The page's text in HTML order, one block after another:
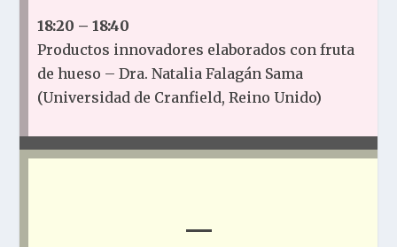
18:20 – 18:40
Productos innovadores elaborados con fruta
de hueso – Dra. Natalia Falagán Sama
(Universidad de Cranfield, Reino Unido)
—